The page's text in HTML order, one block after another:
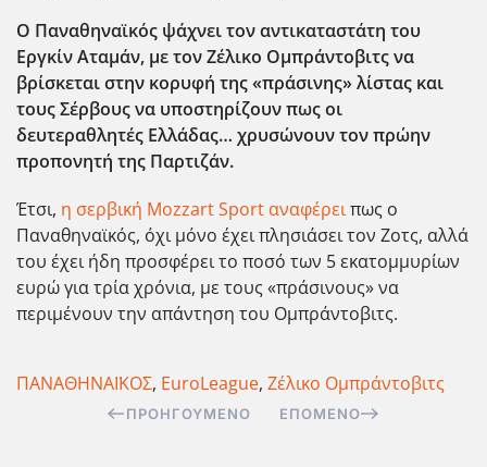
Ο Παναθηναϊκός ψάχνει τον αντικαταστάτη του
Εργκίν Αταμάν, με τον Ζέλικο Ομπράντοβιτς να
βρίσκεται στην κορυφή της «πράσινης» λίστας και
τους Σέρβους να υποστηρίζουν πως οι
δευτεραθλητές Ελλάδας… χρυσώνουν τον πρώην
προπονητή της Παρτιζάν.
Έτσι, η σερβική Mozzart Sport αναφέρειπως ο
Παναθηναϊκός, όχι μόνο έχει πλησιάσει τον Ζοτς, αλλά
του έχει ήδη προσφέρει το ποσό των 5 εκατομμυρίων
ευρώ για τρία χρόνια, με τους «πράσινους» να
περιμένουν την απάντηση του Ομπράντοβιτς.
ΠΑΝΑΘΗΝΑΪΚΟΣ, EuroLeague, Ζέλικο Ομπράντοβιτς
ΠΡΟΗΓΟΎΜΕΝΟ ΕΠΌΜΕΝΟ